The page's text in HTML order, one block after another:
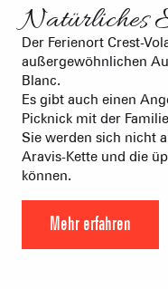
Natürliches
Der Ferienort Crest-
außergewöhnlichen
Blanc.
Es gibt auch einen
Picknick mit der
Sie werden sich nicht
Aravis-Kette und die
können.
Mehr erfahren